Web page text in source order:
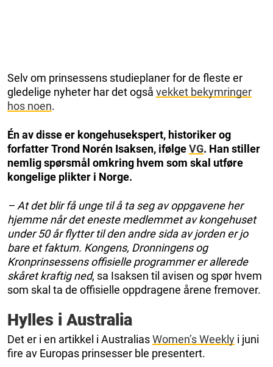
Selv om prinsessens studieplaner for de fleste er
gledelige nyheter har det også vekket bekymringer
hos noen.
Én av disse er kongehusekspert, historiker og
forfatter Trond Norén Isaksen, ifølgeVG. Han stiller
nemlig spørsmål omkring hvem som skal utføre
kongelige plikter i Norge.
– At det blir få unge til å ta seg av oppgavene her
hjemme når det eneste medlemmet av kongehuset
under 50 år flytter til den andre sida av jorden er jo
bare et faktum. Kongens, Dronningens og
Kronprinsessens offisielle programmer er allerede
skåret kraftig ned, sa Isaksen til avisen og spør hvem
som skal ta de offisielle oppdragene årene fremover.
Hylles i Australia
Det er i en artikkel i AustraliasWomen’s Weekly i juni
fire av Europas prinsesser ble presentert.